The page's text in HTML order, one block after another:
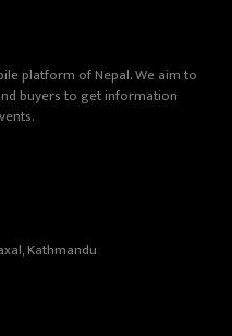
platform of Nepal. We aim to
buyers to get information
Kathmandu